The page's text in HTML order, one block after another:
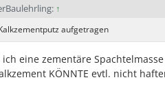
↑
aufgetragen
eine zementäre
KÖNNTE evtl. nicht